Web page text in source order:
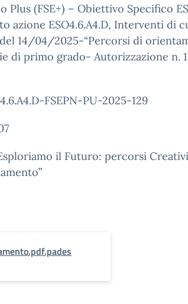
Plus (FSE+) – Obiettivo Specifico
azione ESO4.6.A4.D, Interventi di
del 14/04/2025-“Percorsi di
di primo grado- Autorizzazione n.
FSEPN-PU-2025-129
il Futuro: percorsi